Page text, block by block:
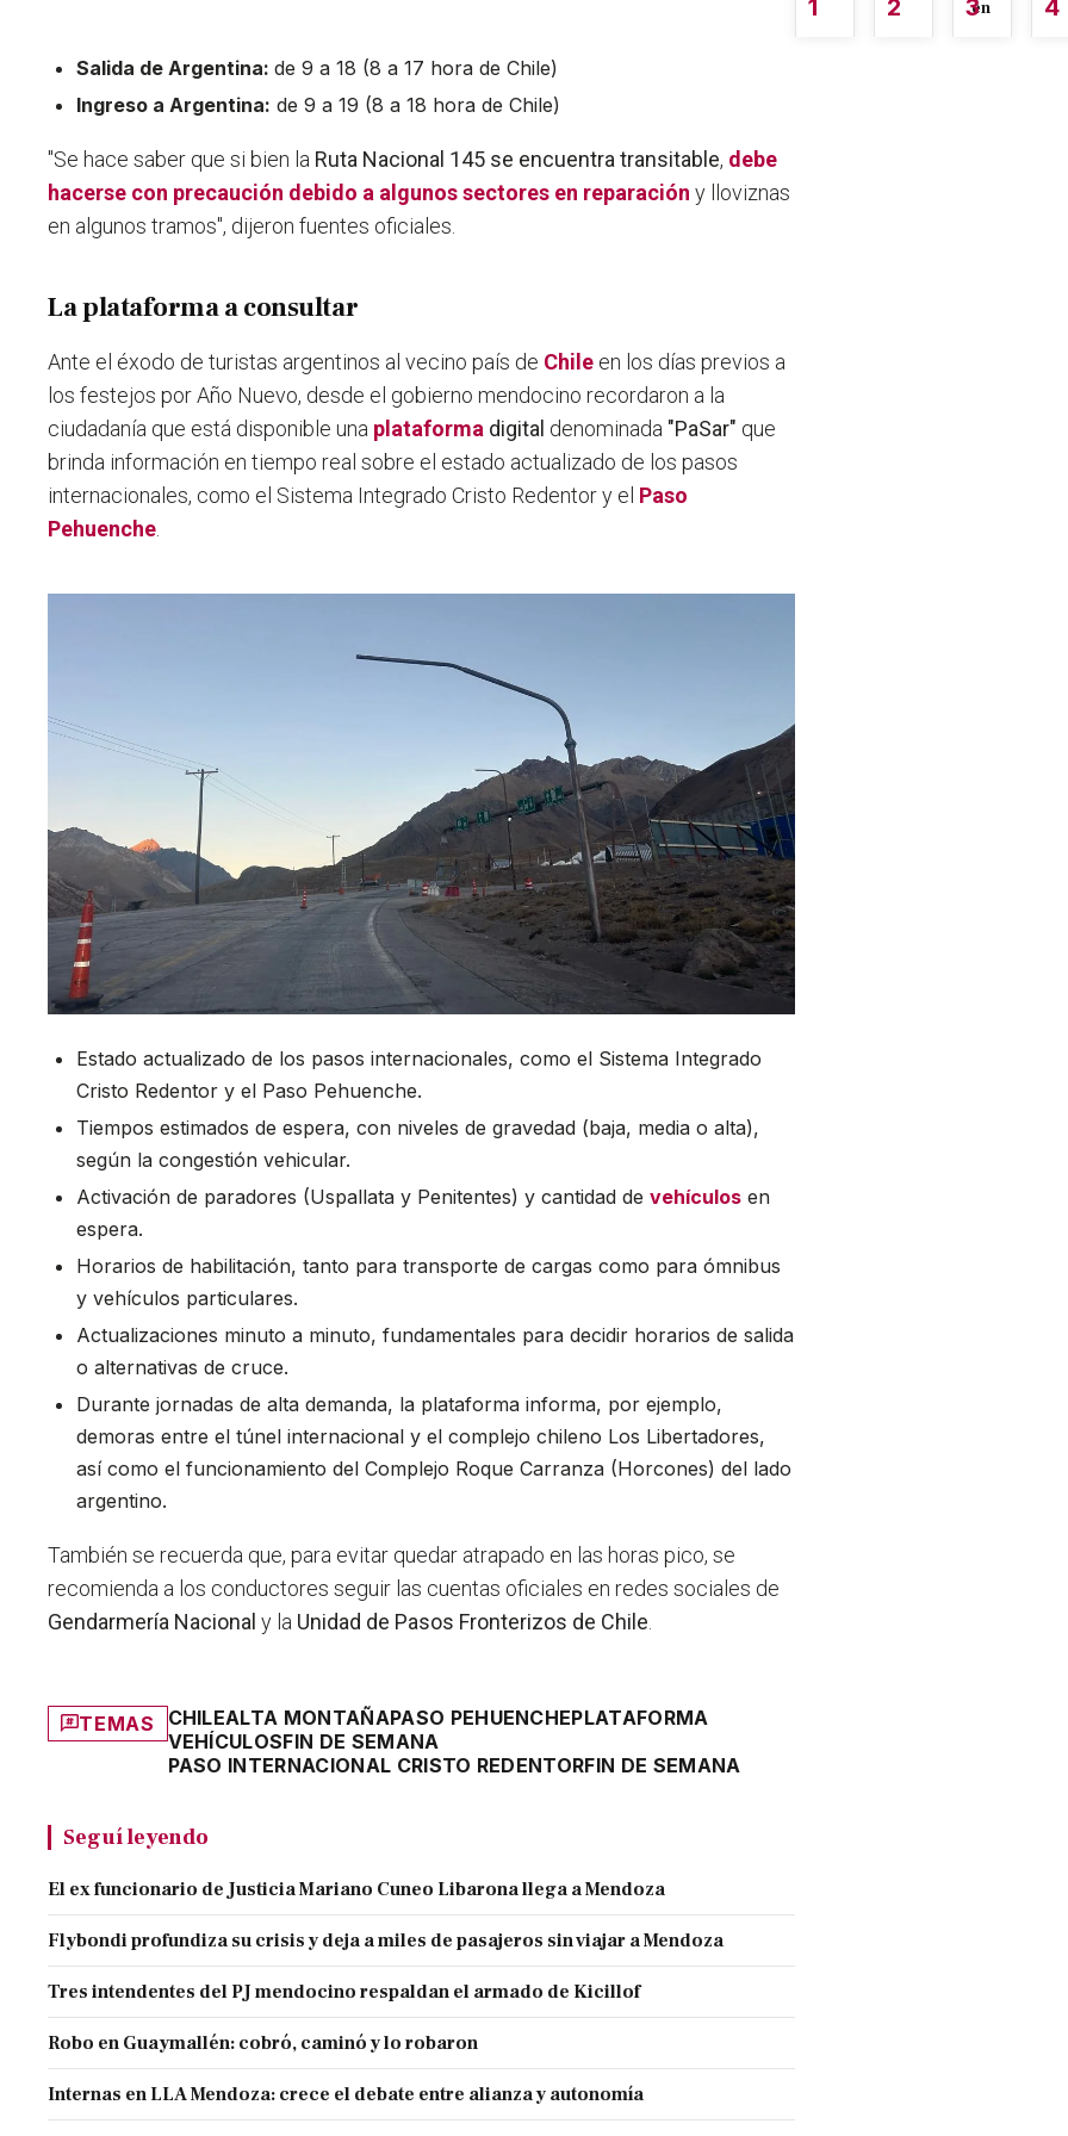
Salida de Argentina:de 9 a 18 (8 a 17 hora de Chile)
Ingreso a Argentina: de 9 a 19 (8 a 18 hora de Chile)
"Se hace saber que si bien la Ruta Nacional 145 se encuentra transitable, debe
hacerse con precaución debido a algunos sectores en reparación y lloviznas
en algunos tramos", dijeron fuentes oficiales.
La plataforma a consultar
Ante el éxodo de turistas argentinos al vecino país de Chile en los días previos a
los festejos por Año Nuevo, desde el gobierno mendocino recordaron a la
ciudadanía que está disponible una plataforma digital denominada "PaSar" que
brinda información en tiempo real sobre el estado actualizado de los pasos
internacionales, como el Sistema Integrado Cristo Redentor y el Paso
Pehuenche.
Estado actualizado de los pasos internacionales, como el Sistema Integrado
Cristo Redentor y el Paso Pehuenche.
Tiempos estimados de espera, con niveles de gravedad (baja, media o alta),
según la congestión vehicular.
Activación de paradores (Uspallata y Penitentes) y cantidad devehículos en
espera.
Horarios de habilitación, tanto para transporte de cargas como para ómnibus
y vehículos particulares.
Actualizaciones minuto a minuto, fundamentales para decidir horarios de salida
o alternativas de cruce.
Durante jornadas de alta demanda, la plataforma informa, por ejemplo,
demoras entre el túnel internacional y el complejo chileno Los Libertadores,
así como el funcionamiento del Complejo Roque Carranza (Horcones) del lado
argentino.
También se recuerda que, para evitar quedar atrapado en las horas pico, se
recomienda a los conductores seguir las cuentas oficiales en redes sociales de
Gendarmería Nacional y la Unidad de Pasos Fronterizos de Chile
TEMAS CHILEALTA MONTAÑAPASO PEHUENCHEPLATAFORMA
VEHÍCULOSFIN DE SEMANA
PASO INTERNACIONAL CRISTO REDENTORFIN DE SEMANA
Seguí leyendo
El ex funcionario de Justicia Mariano Cuneo Libarona llega a Mendoza
Flybondi profundiza su crisis y deja a miles de pasajeros sin viajar a Mendoza
Tres intendentes del PJ mendocino respaldan el armado de Kicillof
Robo en Guaymallén: cobró, caminó y lo robaron
Internas en LLA Mendoza: crece el debate entre alianza y autonomía
1 2
én
3 4